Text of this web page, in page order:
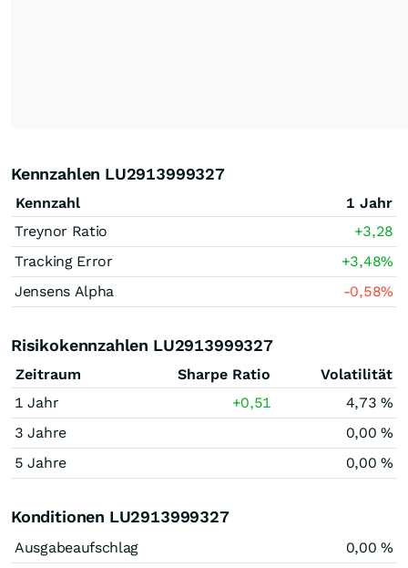
Kennzahlen LU2913999327
Kennzahl
1 Jahr
Treynor Ratio
+3,28
Tracking Error
+3,48%
Jensens Alpha
-0,58%
Risikokennzahlen LU2913999327
Zeitraum Sharpe Ratio
Volatilität
1 Jahr
+0,51
4,73 %
3 Jahre
0,00 %
5 Jahre
0,00 %
Konditionen LU2913999327
Ausgabeaufschlag
0,00 %